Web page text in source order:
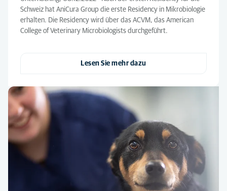
Schweiz hat AniCura Group die erste Residency in Mikrobiologie
erhalten. Die Residency wird über das ACVM, das American
College of Veterinary Microbiologists durchgeführt.
Lesen Sie mehr dazu